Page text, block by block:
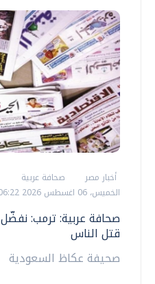
أخبار مصر
صحافة عربية
الخميس، 06 اغسطس 2026 06:22 ص
صحافة عربية: ترمب: نفضّل
قتل الناس
صحيفة عكاظ السعودية